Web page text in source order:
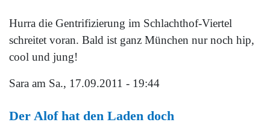
Hurra die Gentrifizierung im Schlachthof-Viertel
schreitet voran. Bald ist ganz München nur noch hip,
cool und jung!
Sara am Sa., 17.09.2011 - 19:44
Der Alof hat den Laden doch